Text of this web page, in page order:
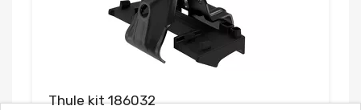
Thule kit 186032